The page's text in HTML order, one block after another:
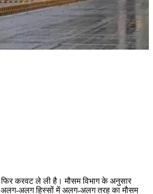
करवट ले ली है। मौसम विभाग के अनुसार
अलग-अलग हिस्सों में अलग-अलग तरह का मौसम